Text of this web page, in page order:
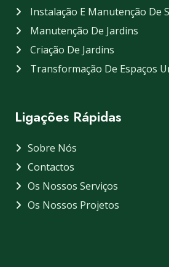
Instalação E Manutenção De
Manutenção De Jardins
Criação De Jardins
Transformação De Espaços
Ligações Rápidas
Sobre Nós
Contactos
Os Nossos Serviços
Os Nossos Projetos